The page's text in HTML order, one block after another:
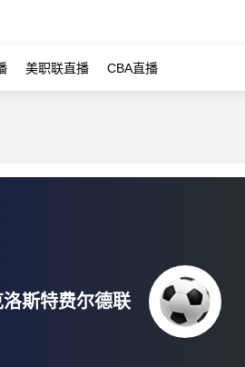
美职联直播 CBA直播
洛斯特费尔德联